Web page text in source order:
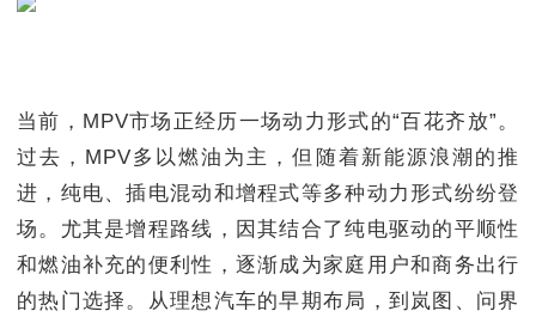
当前，MPV市场正经历一场动力形式的“百花齐放”。
过去，MPV多以燃油为主，但随着新能源浪潮的推
进，纯电、插电混动和增程式等多种动力形式纷纷登
场。尤其是增程路线，因其结合了纯电驱动的平顺性
和燃油补充的便利性，逐渐成为家庭用户和商务出行
的热门选择。从理想汽车的早期布局，到岚图、问界